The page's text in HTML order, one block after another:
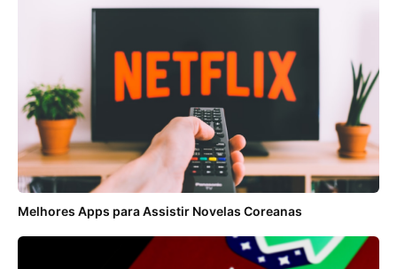
Melhores Apps para Assistir Novelas Coreanas